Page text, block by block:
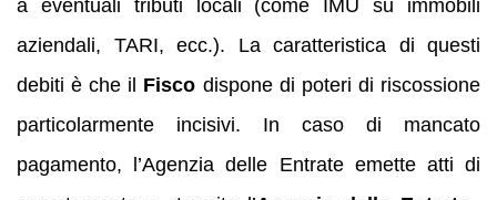
a eventuali tributi locali (come IMU su immobili
aziendali, TARI, ecc.). La caratteristica di questi
debiti è che il Fisco dispone di poteri di riscossione
particolarmente incisivi. In caso di mancato
pagamento, l’Agenzia delle Entrate emette atti di